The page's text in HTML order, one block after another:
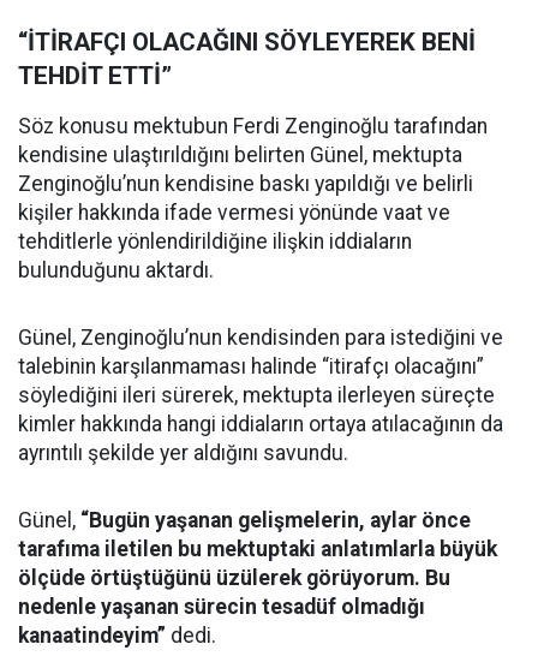
“İTİRAFÇI OLACAĞINI SÖYLEYEREK BENİ
TEHDİT ETTİ”
Söz konusu mektubun Ferdi Zenginoğlu tarafından
kendisine ulaştırıldığını belirten Günel, mektupta
Zenginoğlu’nun kendisine baskı yapıldığı ve belirli
kişiler hakkında ifade vermesi yönünde vaat ve
tehditlerle yönlendirildiğine ilişkin iddiaların
bulunduğunu aktardı.
Günel, Zenginoğlu’nun kendisinden para istediğini ve
talebinin karşılanmaması halinde “itirafçı olacağını”
söylediğini ileri sürerek, mektupta ilerleyen süreçte
kimler hakkında hangi iddiaların ortaya atılacağının da
ayrıntılı şekilde yer aldığını savundu.
Günel, “Bugün yaşanan gelişmelerin, aylar önce
tarafıma iletilen bu mektuptaki anlatımlarla büyük
ölçüde örtüştüğünü üzülerek görüyorum. Bu
nedenle yaşanan sürecin tesadüf olmadığı
kanaatindeyim” dedi.